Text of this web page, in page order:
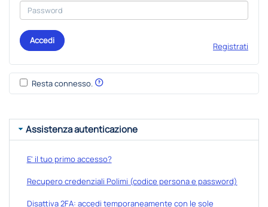
Accedi
Registrati
Resta connesso.
Assistenza autenticazione
E' il tuo primo accesso?
Recupero credenziali Polimi (codice persona e password)
Disattiva 2FA: accedi temporaneamente con le sole